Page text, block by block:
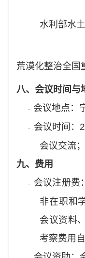
水利部水
荒漠化整治全国
八、会议时间与
· 会议地点：
· 会议时间：
会议交流；
九、 费用
· 会议注册费
非在职和
会议资料
考察费用自